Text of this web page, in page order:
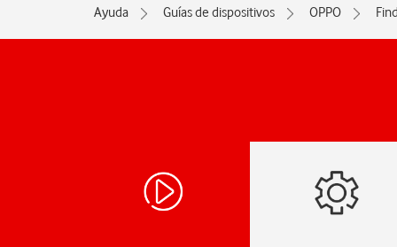
Ayuda Guías de dispositivos OPPO